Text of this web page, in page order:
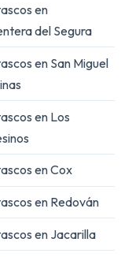
en
del Segura
en San Miguel
en Los
en Cox
en Redován
en Jacarilla